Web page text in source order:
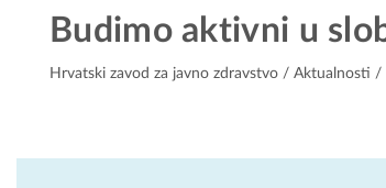
Budimo aktivni u
Hrvatski zavod za javno zdravstvo / Aktualnosti /